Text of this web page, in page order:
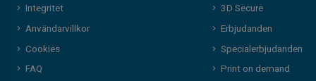
Integritet
Användarvillkor
Cookies
FAQ
3D Secure
Erbjudanden
Specialerbjudanden
Print on demand